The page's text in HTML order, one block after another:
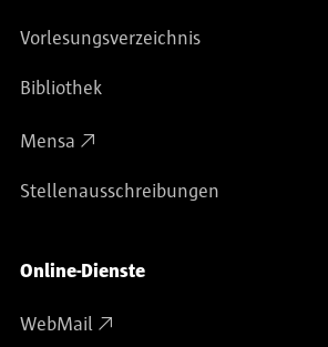
Vorlesungsverzeichnis
Bibliothek
Mensa
Stellenausschreibungen
Online-Dienste
WebMail